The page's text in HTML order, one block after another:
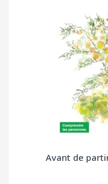
Avant de